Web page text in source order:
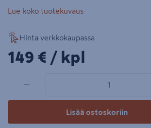
Lue koko tuotekuvaus
Hinta verkkokaupassa
149€/kpl
149 € / kpl
−
Lisää ostoskoriin